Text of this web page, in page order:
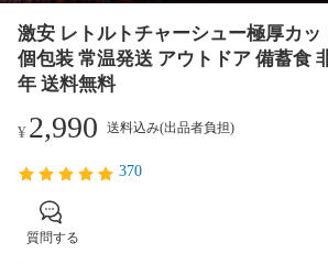
激安 レトルトチャーシュー極厚カッ
個包装 常温発送 アウトドア 備蓄食
年 送料無料
¥2,990 送料込み(出品者負担)
370
質問する